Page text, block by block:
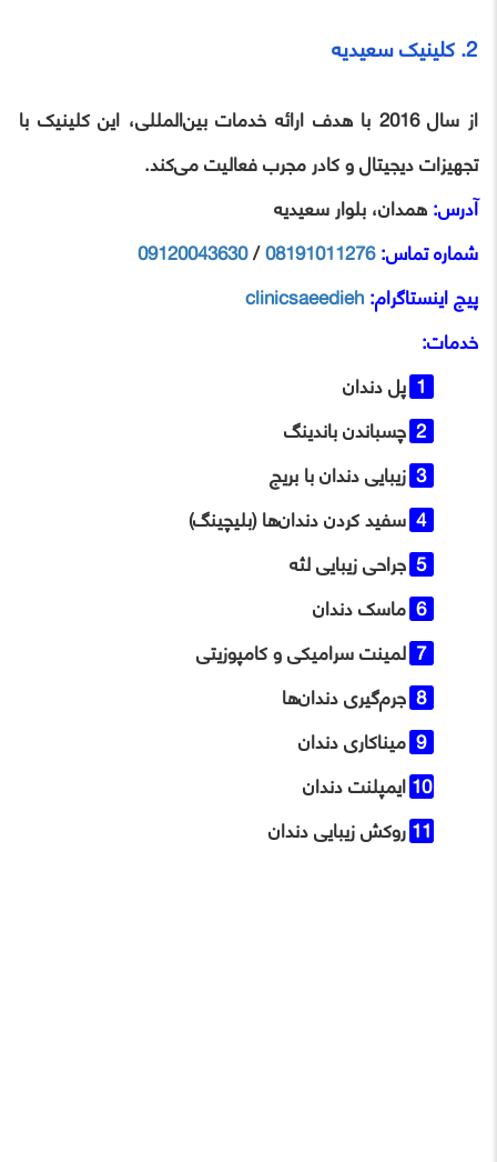
2. کلینیک سعیدیه
از سال 2016 با هدف ارائه خدمات بین‌المللی، این کلینیک با
تجهیزات دیجیتال و کادر مجرب فعالیت می‌کند.
آدرس:همدان، بلوار سعیدیه
شماره تماس:08191011276
/
09120043630
پیج اینستاگرام:clinicsaeedieh
خدمات:
پل دندان
چسباندن باندینگ
زیبایی دندان با بریج
سفید کردن دندان‌ها (بلیچینگ)
جراحی زیبایی لثه
ماسک دندان
لمینت سرامیکی و کامپوزیتی
جرم‌گیری دندان‌ها
میناکاری دندان
ایمپلنت دندان
روکش زیبایی دندان